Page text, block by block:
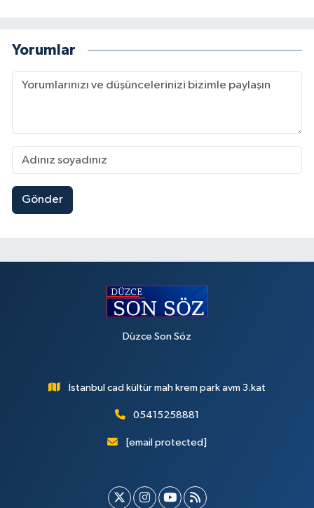
Yorumlar
Gönder
Düzce Son Söz
İstanbul cad kültür mah krem park avm 3.kat
05415258881
[email protected]